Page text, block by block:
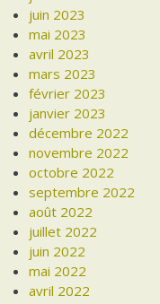
juin 2023
mai 2023
avril 2023
mars 2023
février 2023
janvier 2023
décembre 2022
novembre 2022
octobre 2022
septembre 2022
août 2022
juillet 2022
juin 2022
mai 2022
avril 2022